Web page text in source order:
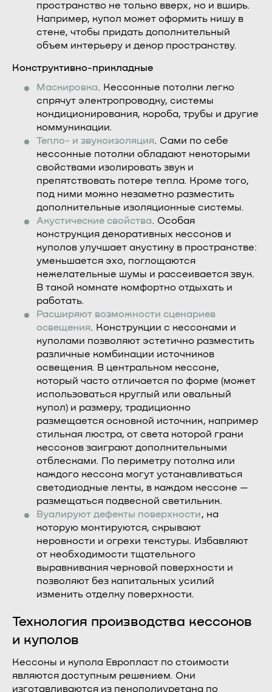
пространство не только вверх, но и вширь.
Например, купол может оформить нишу в
стене, чтобы придать дополнительный
объем интерьеру и декор пространству.
Конструктивно-прикладные
Маскировка. Кессонные потолки легко
спрячут электропроводку, системы
кондиционирования, короба, трубы и другие
коммуникации.
Тепло- и звукоизоляция. Сами по себе
кессонные потолки обладают некоторыми
свойствами изолировать звук и
препятствовать потере тепла. Кроме того,
под ними можно незаметно разместить
дополнительные изоляционные системы.
Акустические свойства. Особая
конструкция декоративных кессонов и
куполов улучшает акустику в пространстве:
уменьшается эхо, поглощаются
нежелательные шумы и рассеивается звук.
В такой комнате комфортно отдыхать и
работать.
Расширяют возможности сценариев
освещения. Конструкции с кессонами и
куполами позволяют эстетично разместить
различные комбинации источников
освещения. В центральном кессоне,
который часто отличается по форме (может
использоваться круглый или овальный
купол) и размеру, традиционно
размещается основной источник, например
стильная люстра, от света которой грани
кессонов заиграют дополнительными
отблесками. По периметру потолка или
каждого кессона могут устанавливаться
светодиодные ленты, в каждом кессоне —
размещаться подвесной светильник.
Вуалируют дефекты поверхности, на
которую монтируются, скрывают
неровности и огрехи текстуры. Избавляют
от необходимости тщательного
выравнивания черновой поверхности и
позволяют без капитальных усилий
изменить отделку поверхности.
Технология производства кессонов
и куполов
Кессоны и купола Европласт по стоимости
являются доступным решением. Они
изготавливаются из пенополиуретана по